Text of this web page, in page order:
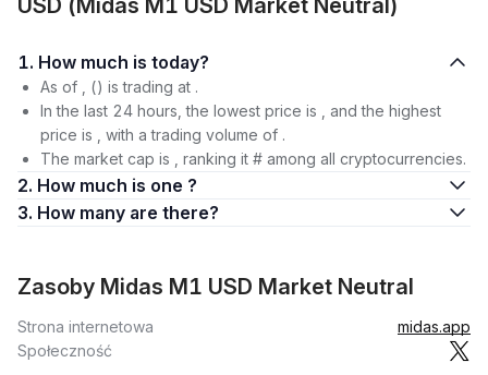
USD (Midas M1 USD Market Neutral)
1. How much is today?
As of , () is trading at .
In the last 24 hours, the lowest price is , and the highest
price is , with a trading volume of .
The market cap is , ranking it # among all cryptocurrencies.
2. How much is one ?
3. How many are there?
Zasoby Midas M1 USD Market Neutral
Strona internetowa
midas.app
Społeczność